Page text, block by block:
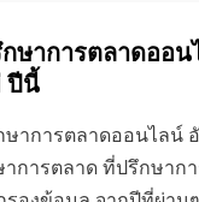
ษาการตลาดออน
ปีนี้
าการตลาดออนไลน์
การตลาด ที่ปรึกษาก